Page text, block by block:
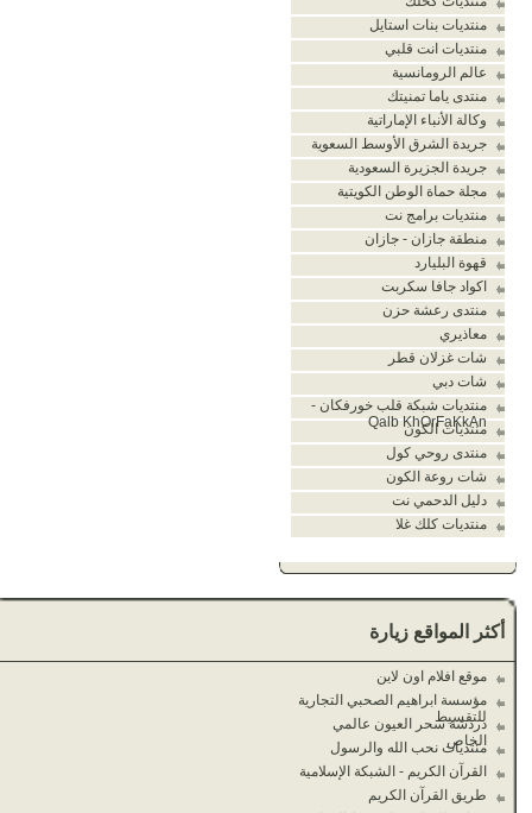
منتديات بنات استايل
منتديات انت قلبي
عالم الرومانسية
منتدى ياما تمنيتك
وكالة الأنباء الإماراتية
جريدة الشرق الأوسط السعوية
جريدة الجزيرة السعودية
مجلة حماة الوطن الكويتية
منتديات برامج نت
منطقة جازان - جازان
قهوة البليارد
اكواد جافا سكربت
منتدى رعشة حزن
معاذيري
شات غزلان قطر
شات دبي
منتديات شبكة قلب خورفكان -
Qalb KhOrFaKkAn
منتديات الكون
منتدى روحي كول
شات روعة الكون
دليل الدحمي نت
منتديات كلك غلا
أكثر المواقع زيارة
موقع افلام اون لاين
مؤسسة ابراهيم الصحبي التجارية
للتقسيط
دردشة سحر العيون عالمي
الخاص
منتديات نحب الله والرسول
القرآن الكريم - الشبكة الإسلامية
طريق القرآن الكريم